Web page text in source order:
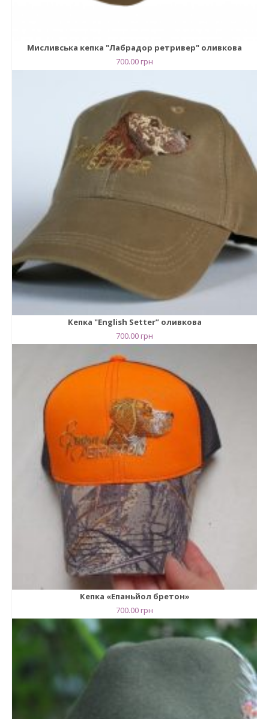
Мисливська кепка "Лабрадор ретривер" оливкова
700.00 грн
Кепка "English Setter” оливкова
700.00 грн
Кепка «Епаньйол бретон»
700.00 грн